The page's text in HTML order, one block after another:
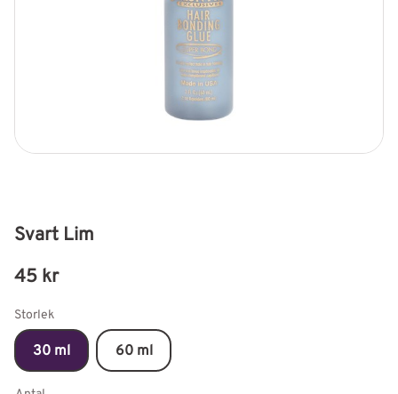
Svart Lim
45 kr
Storlek
30 ml 60 ml